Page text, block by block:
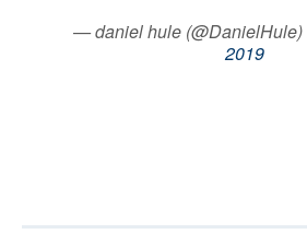
— daniel hule (@DanielHule)
2019